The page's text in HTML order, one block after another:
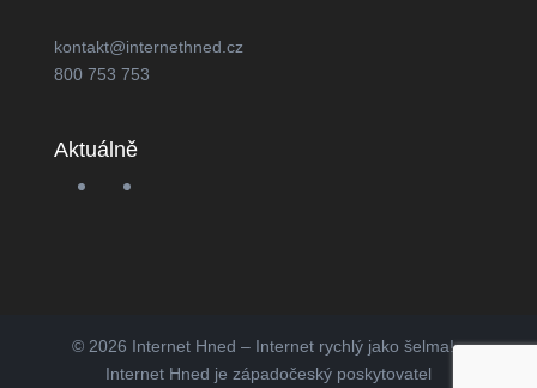
kontakt@internethned.cz
800 753 753
Aktuálně
© 2026 Internet Hned – Internet rychlý jako šelma! -
Internet Hned je západočeský poskytovatel